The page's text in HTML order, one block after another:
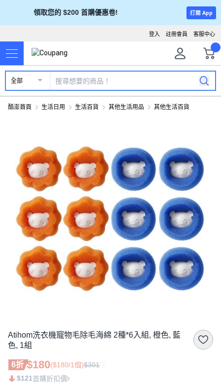
領取您的 $200 首購優惠卷! 打開 App
客服中心
註冊會員
登入
全部
酷澎首頁 生活日用 生活百貨 其他生活用品 其他生活百貨
Atihom洗衣機寵物毛除毛海綿 2種*6入組, 橙色, 藍
色, 1組
6折 $180($180/1個)$301
$121首購折扣價